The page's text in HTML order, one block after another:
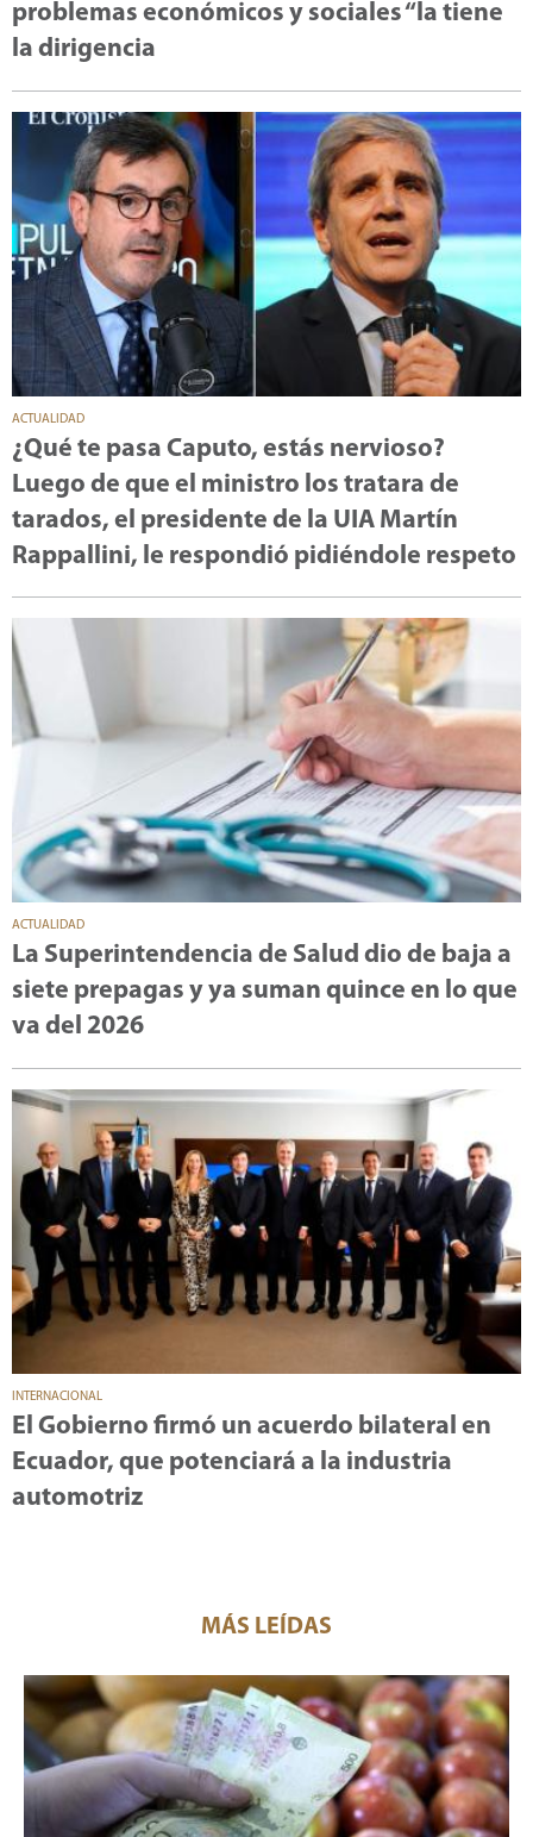
problemas económicos y sociales “la tiene
la dirigencia
ACTUALIDAD
¿Qué te pasa Caputo, estás nervioso?
Luego de que el ministro los tratara de
tarados, el presidente de la UIA Martín
Rappallini, le respondió pidiéndole respeto
ACTUALIDAD
La Superintendencia de Salud dio de baja a
siete prepagas y ya suman quince en lo que
va del 2026
INTERNACIONAL
El Gobierno firmó un acuerdo bilateral en
Ecuador, que potenciará a la industria
automotriz
MÁS LEÍDAS